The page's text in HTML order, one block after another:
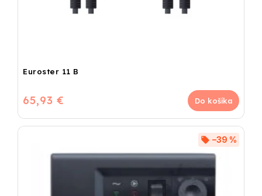
Euroster 11 B
65,93 € Do košíka
–39 %